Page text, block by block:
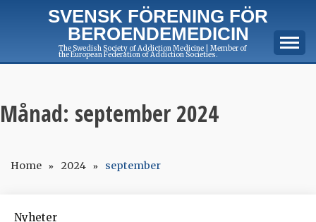
SVENSK FÖRENING FÖR
BEROENDEMEDICIN
The Swedish Society of Addiction Medicine | Member of
the European Federation of Addiction Societies.
Månad: september 2024
Home 2024 september
Nyheter